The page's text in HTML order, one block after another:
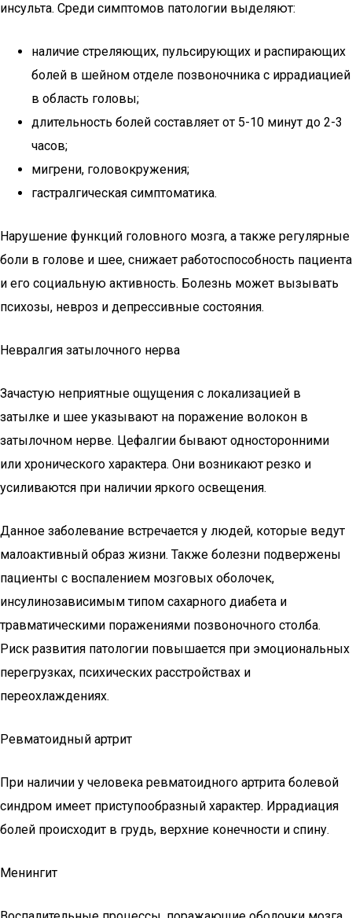
инсульта. Среди симптомов патологии выделяют:
наличие стреляющих, пульсирующих и распирающих
болей в шейном отделе позвоночника с иррадиацией
в область головы;
длительность болей составляет от 5-10 минут до 2-3
часов;
мигрени, головокружения;
гастралгическая симптоматика.
Нарушение функций головного мозга, а также регулярные
боли в голове и шее, снижает работоспособность пациента
и его социальную активность. Болезнь может вызывать
психозы, невроз и депрессивные состояния.
Невралгия затылочного нерва
Зачастую неприятные ощущения с локализацией в
затылке и шее указывают на поражение волокон в
затылочном нерве. Цефалгии бывают односторонними
или хронического характера. Они возникают резко и
усиливаются при наличии яркого освещения.
Данное заболевание встречается у людей, которые ведут
малоактивный образ жизни. Также болезни подвержены
пациенты с воспалением мозговых оболочек,
инсулинозависимым типом сахарного диабета и
травматическими поражениями позвоночного столба.
Риск развития патологии повышается при эмоциональных
перегрузках, психических расстройствах и
переохлаждениях.
Ревматоидный артрит
При наличии у человека ревматоидного артрита болевой
синдром имеет приступообразный характер. Иррадиация
болей происходит в грудь, верхние конечности и спину.
Менингит